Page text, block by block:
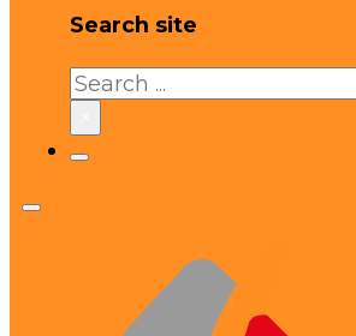
Search site
Search